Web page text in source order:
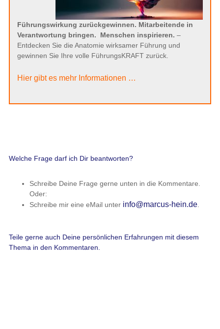
Führungswirkung zurückgewinnen. Mitarbeitende in
Verantwortung bringen. Menschen inspirieren. –
Entdecken Sie die Anatomie wirksamer Führung und
gewinnen Sie Ihre volle FührungsKRAFT zurück.
Hier gibt es mehr Informationen …
Welche Frage darf ich Dir beantworten?
Schreibe Deine Frage gerne unten in die Kommentare.
Oder:
Schreibe mir eine eMail unter info@marcus-hein.de.
Teile gerne auch Deine persönlichen Erfahrungen mit diesem
Thema in den Kommentaren.